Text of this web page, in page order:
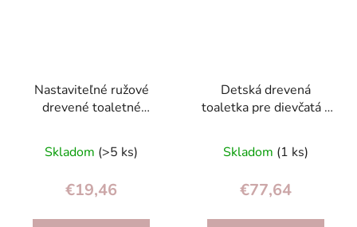
Nastaviteľné ružové
drevené toaletné
na šperky
Skladom (>5 ks)
€19,46
Detská drevená
toaletka pre dievčatá s
zásuvkou a doplnkami
ECOTOYS
Skladom (1 ks)
€77,64